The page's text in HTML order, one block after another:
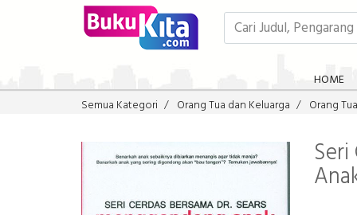
HOME
Semua Kategori
Orang Tua dan Keluarga Orang